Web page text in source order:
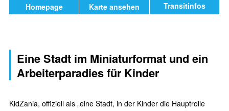
Homepage Karte ansehen Transitinfos
Eine Stadt im Miniaturformat und ein
Arbeiterparadies für Kinder
KidZania, offiziell als „eine Stadt, in der Kinder die Hauptrolle